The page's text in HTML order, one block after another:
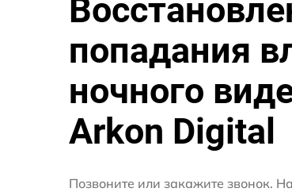
попадания
ночного
Arkon Digital
Позвоните или закажите звонок.